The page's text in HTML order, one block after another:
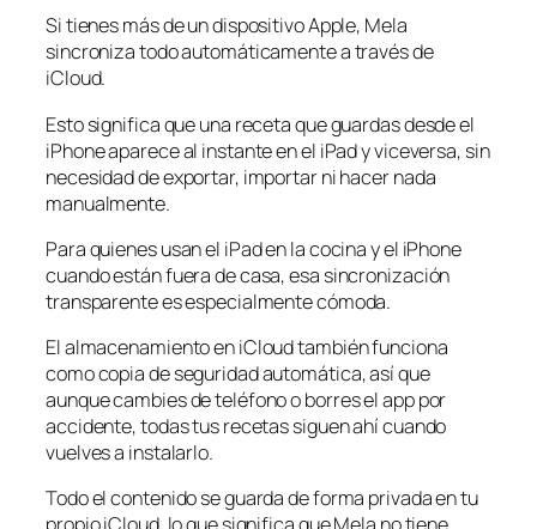
Si tienes más de un dispositivo Apple, Mela
sincroniza todo automáticamente a través de
iCloud.
Esto significa que una receta que guardas desde el
iPhone aparece al instante en el iPad y viceversa, sin
necesidad de exportar, importar ni hacer nada
manualmente.
Para quienes usan el iPad en la cocina y el iPhone
cuando están fuera de casa, esa sincronización
transparente es especialmente cómoda.
El almacenamiento en iCloud también funciona
como copia de seguridad automática, así que
aunque cambies de teléfono o borres el app por
accidente, todas tus recetas siguen ahí cuando
vuelves a instalarlo.
Todo el contenido se guarda de forma privada en tu